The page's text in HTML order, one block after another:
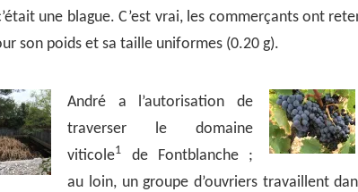
une blague. C’est vrai, les commerçants ont
son poids et sa taille uniformes (0.20 g).
André a l’autorisation de
traverser le domaine
viticole1
de Fontblanche ;
au loin, un groupe d’ouvriers travaillent